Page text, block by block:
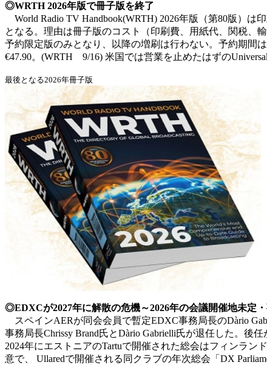
◎WRTH 2026年版で冊子版を終了
World Radio TV Handbook(WRTH) 2026年版（第80版）
となる。理由は冊子版のコスト（印刷費、用紙代、関税、
予約限定版のみとなり、以降の増刷は行わない。予約期間
€47.90。(WRTH 9/16) 米国では営業を止めたはずの
最後となる2026年冊子版
◎EDXCが2027年に解散の危機～2026年の会議開催地未定
スペインAERが同会会員で暫定EDXC事務局長のDàrio
事務局長Chrissy Brand氏とDàrio Gabrielli氏が退任した。後
2024年にエストニアのTartuで開催された総会はフィンラ
意で、 Ullaredで開催される同クラブの年次総会「DX